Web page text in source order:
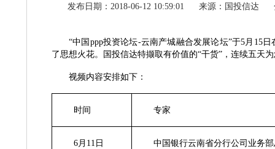
发布日期：2018-06-12 10:59:01 来源：国投信达
“中国ppp投资论坛-云南产城融合发展论坛”于5月15
了思想火花。国投信达特撷取有价值的“干货”，连续五天
视频内容安排如下：
时间 专家
6月11日 中国银行云南省分行公司业务